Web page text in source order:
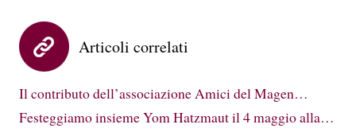
Articoli correlati
Il contributo dell’associazione Amici del Magen…
Festeggiamo insieme Yom Hatzmaut il 4 maggio alla…